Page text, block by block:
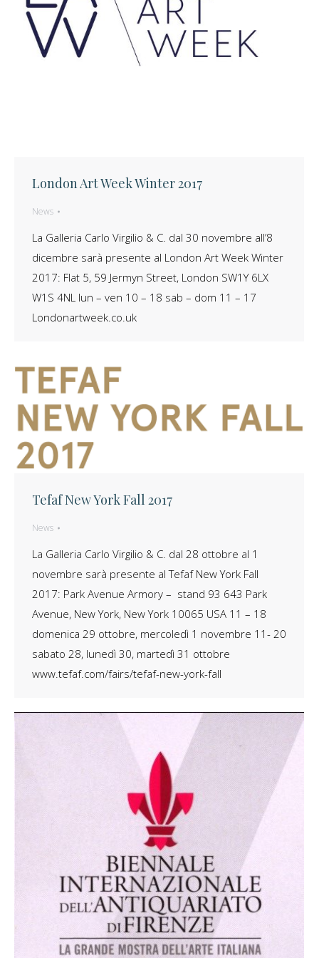
London Art Week Winter 2017
News
La Galleria Carlo Virgilio & C. dal 30 novembre all’8
dicembre sarà presente al London Art Week Winter
2017: Flat 5, 59 Jermyn Street, London SW1Y 6LX
W1S 4NL lun – ven 10 – 18 sab – dom 11 – 17
Londonartweek.co.uk
Tefaf New York Fall 2017
News
La Galleria Carlo Virgilio & C. dal 28 ottobre al 1
novembre sarà presente al Tefaf New York Fall
2017: Park Avenue Armory – stand 93 643 Park
Avenue, New York, New York 10065 USA 11 – 18
domenica 29 ottobre, mercoledì 1 novembre 11- 20
sabato 28, lunedì 30, martedì 31 ottobre
www.tefaf.com/fairs/tefaf-new-york-fall